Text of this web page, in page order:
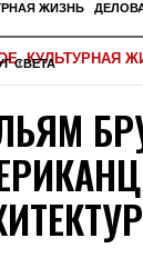
ЖИЗНЬ
СВЕТА
,КУЛЬТУРНАЯ